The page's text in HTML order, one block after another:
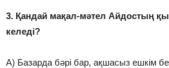
3. Қандай мақал-мәтел Айдостың
келеді?
A) Базарда бәрі бар, ақшасыз ешкім